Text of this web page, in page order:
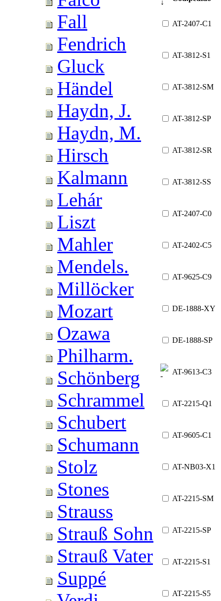
Fall
Fendrich
Gluck
Händel
Haydn, J.
Haydn, M.
Hirsch
Kalmann
Lehár
Liszt
Mahler
Mendels.
Millöcker
Mozart
Ozawa
Philharm.
Schönberg
Schrammel
Schubert
Schumann
Stolz
Stones
Strauss
Strauß Sohn
Strauß Vater
Suppé
AT-2407-C1
AT-3812-S1
AT-3812-SM
AT-3812-SP
AT-3812-SR
AT-3812-SS
AT-2407-C0
AT-2402-C5
AT-9625-C9
DE-1888-XY
DE-1888-SP
AT-9613-C3
AT-2215-Q1
AT-9605-C1
AT-NB03-X1
AT-2215-SM
AT-2215-SP
AT-2215-S1
AT-2215-S5